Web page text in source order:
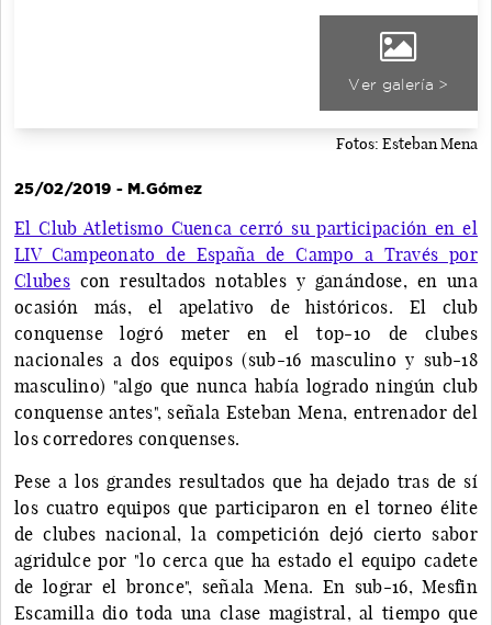
Ver galería >
Fotos: Esteban Mena
25/02/2019 - M.Gómez
El Club Atletismo Cuenca cerró su participación en el
LIV Campeonato de España de Campo a Través por
Clubescon resultados notables y ganándose, en una
ocasión más, el apelativo de históricos. El club
conquense logró meter en el top-10 de clubes
nacionales a dos equipos (sub-16 masculino y sub-18
masculino) "algo que nunca había logrado ningún club
conquense antes", señala Esteban Mena, entrenador del
los corredores conquenses.
Pese a los grandes resultados que ha dejado tras de sí
los cuatro equipos que participaron en el torneo élite
de clubes nacional, la competición dejó cierto sabor
agridulce por "lo cerca que ha estado el equipo cadete
de lograr el bronce", señala Mena. En sub-16, Mesfin
Escamilla dio toda una clase magistral, al tiempo que